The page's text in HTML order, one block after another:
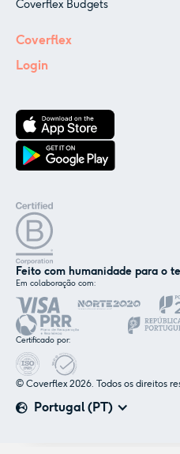
Coverflex Budgets
Coverflex
Login
Feito com humanidade para o
Em colaboração com:
Certificado por:
Portugal (PT)
© Coverflex 2026. Todos os direitos
Nós e os nossos
tecnologias semelhantes,
mencionado na
Aceitar